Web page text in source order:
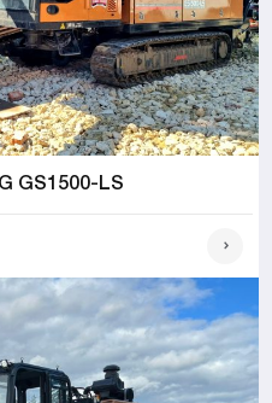
GS1500-LS